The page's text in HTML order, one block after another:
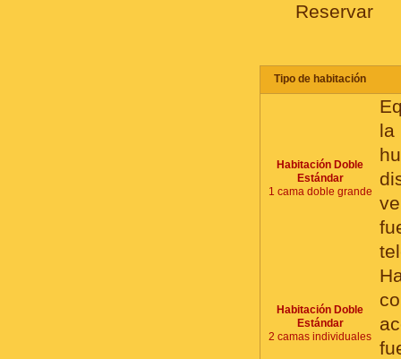
Reservar
Tipo de habitación
Habitación Doble
Estándar
1 cama doble grande
Habitación Doble
Estándar
2 camas individuales